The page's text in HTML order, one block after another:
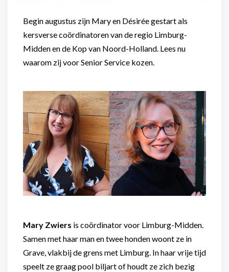
Begin augustus zijn Mary en Désirée gestart als
kersverse coördinatoren van de regio Limburg-
Midden en de Kop van Noord-Holland. Lees nu
waarom zij voor Senior Service kozen.
Mary Zwiers is coördinator voor Limburg-Midden.
Samen met haar man en twee honden woont ze in
Grave, vlakbij de grens met Limburg. In haar vrije tijd
speelt ze graag pool biljart of houdt ze zich bezig